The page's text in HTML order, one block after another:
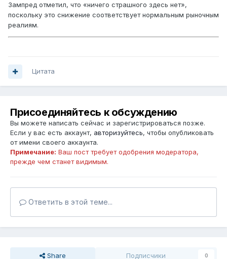
Зампред отметил, что «ничего страшного здесь нет»,
поскольку это снижение соответствует нормальным рыночным
реалиям.
Цитата
Присоединяйтесь к обсуждению
Вы можете написать сейчас и зарегистрироваться позже.
Если у вас есть аккаунт, авторизуйтесь, чтобы опубликовать
от имени своего аккаунта.
Примечание: Ваш пост требует одобрения модератора,
прежде чем станет видимым.
Ответить в этой теме...
Share Подписчики 0